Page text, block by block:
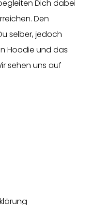
Dich dabei
Den
selber, jedoch
Hoodie und das
sehen uns auf